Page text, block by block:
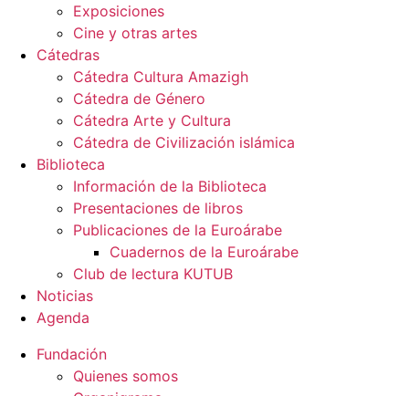
Exposiciones
Cine y otras artes
Cátedras
Cátedra Cultura Amazigh
Cátedra de Género
Cátedra Arte y Cultura
Cátedra de Civilización islámica
Biblioteca
Información de la Biblioteca
Presentaciones de libros
Publicaciones de la Euroárabe
Cuadernos de la Euroárabe
Club de lectura KUTUB
Noticias
Agenda
Fundación
Quienes somos